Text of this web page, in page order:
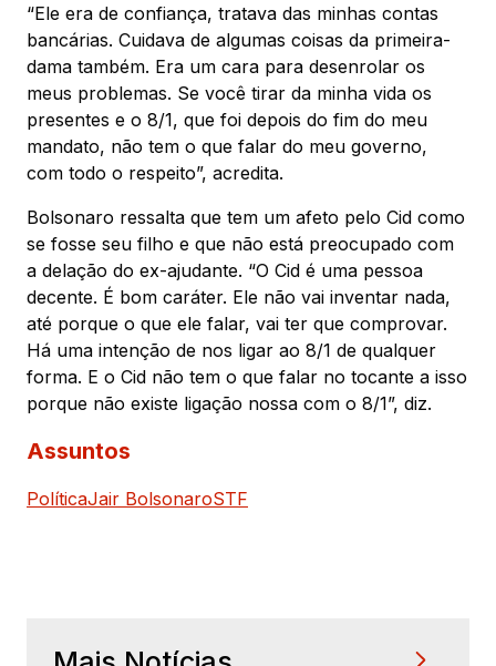
“Ele era de confiança, tratava das minhas contas
bancárias. Cuidava de algumas coisas da primeira-
dama também. Era um cara para desenrolar os
meus problemas. Se você tirar da minha vida os
presentes e o 8/1, que foi depois do fim do meu
mandato, não tem o que falar do meu governo,
com todo o respeito”, acredita.
Bolsonaro ressalta que tem um afeto pelo Cid como
se fosse seu filho e que não está preocupado com
a delação do ex-ajudante. “O Cid é uma pessoa
decente. É bom caráter. Ele não vai inventar nada,
até porque o que ele falar, vai ter que comprovar.
Há uma intenção de nos ligar ao 8/1 de qualquer
forma. E o Cid não tem o que falar no tocante a isso
porque não existe ligação nossa com o 8/1”, diz.
Assuntos
PolíticaJair BolsonaroSTF